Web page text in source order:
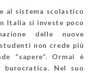
al sistema scolastico
Italia si investe poco
delle nuove
non crede più
“sapere”. Ormai è
burocratica. Nel suo